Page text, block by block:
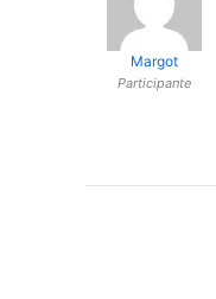
Margot
Participante